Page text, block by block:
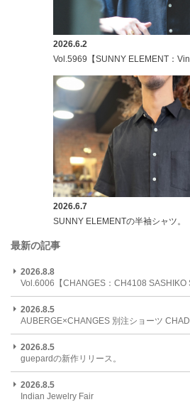
2026.6.2
Vol.5969【SUNNY ELEMENT：
2026.6.7
SUNNY ELEMENTの半袖シャツ。
最新の記事
2026.8.8
Vol.6006【CHANGES：CH4108 SASHIKO
2026.8.5
AUBERGE×CHANGES 別注ショーツ CHAD
2026.8.5
guepardの新作リリース。
2026.8.5
Indian Jewelry Fair